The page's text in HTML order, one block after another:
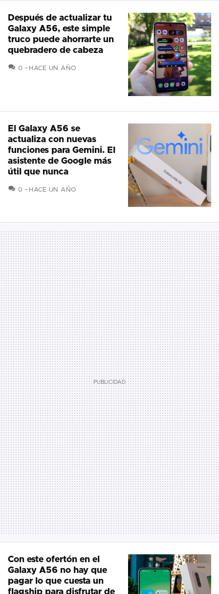
Después de actualizar tu
Galaxy A56, este simple
truco puede ahorrarte un
quebradero de cabeza
0 COMENTARIOS
HACE UN AÑO
El Galaxy A56 se
actualiza con nuevas
funciones para Gemini. El
asistente de Google más
útil que nunca
0 COMENTARIOS
HACE UN AÑO
Con este ofertón en el
Galaxy A56 no hay que
pagar lo que cuesta un
flagship para disfrutar de